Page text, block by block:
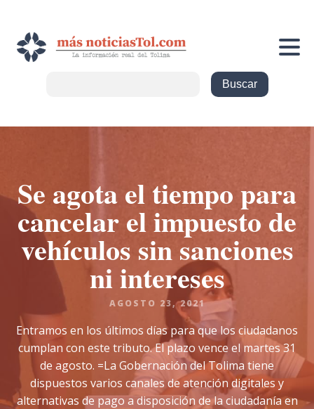
Se agota el tiempo para
cancelar el impuesto de
vehículos sin sanciones
ni intereses
AGOSTO 23, 2021
Entramos en los últimos días para que los ciudadanos
cumplan con este tributo. El plazo vence el martes 31
de agosto. =La Gobernación del Tolima tiene
dispuestos varios canales de atención digitales y
alternativas de pago a disposición de la ciudadanía en